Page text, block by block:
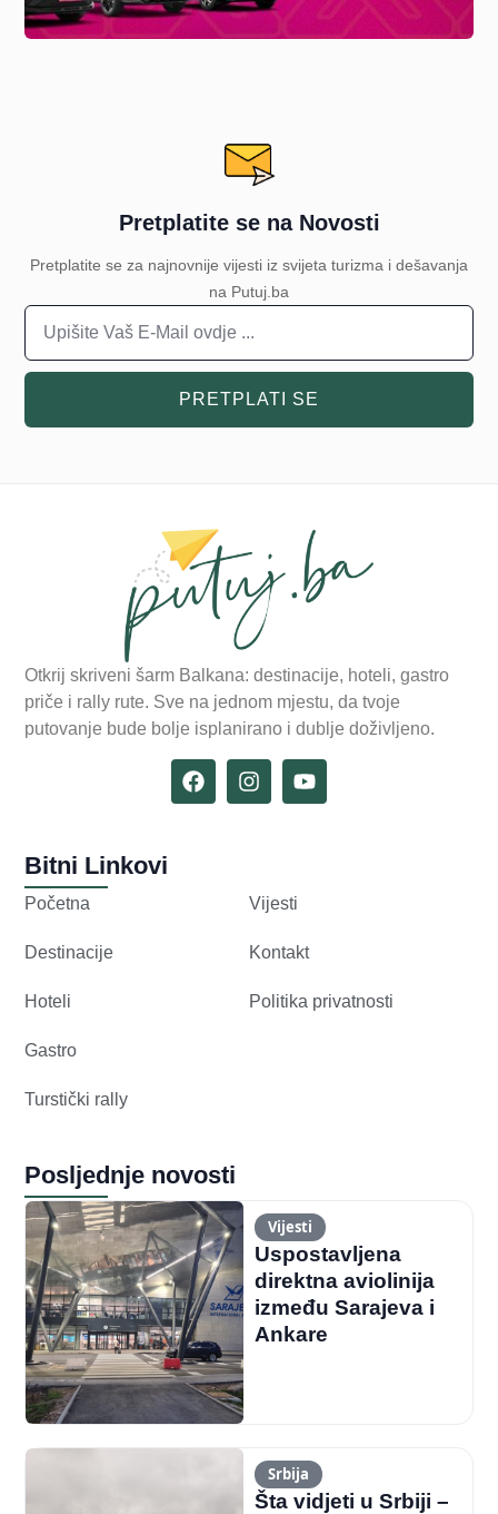
Pretplatite se na Novosti
Pretplatite se za najnovnije vijesti iz svijeta turizma i dešavanja
na Putuj.ba
PRETPLATI SE
Otkrij skriveni šarm Balkana: destinacije, hoteli, gastro
priče i rally rute. Sve na jednom mjestu, da tvoje
putovanje bude bolje isplanirano i dublje doživljeno.
Bitni Linkovi
Početna
Destinacije
Hoteli
Gastro
Turstički rally
Vijesti
Kontakt
Politika privatnosti
Posljednje novosti
Vijesti
Uspostavljena
direktna aviolinija
između Sarajeva i
Ankare
Srbija
Šta vidjeti u Srbiji –